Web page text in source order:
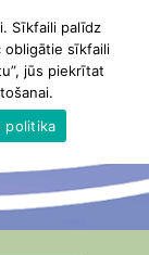
Sīkfaili palīdz
obligātie sīkfaili
jūs piekrītat
politika